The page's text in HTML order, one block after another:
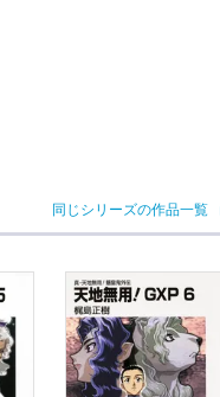
同じシリーズの作品一覧